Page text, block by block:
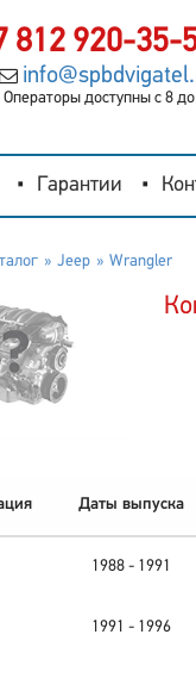
812 920-35-
Операторы доступны с 8
Гарантии
Jeep Wrangler
Даты выпуска
1988 - 1991
1991 - 1996